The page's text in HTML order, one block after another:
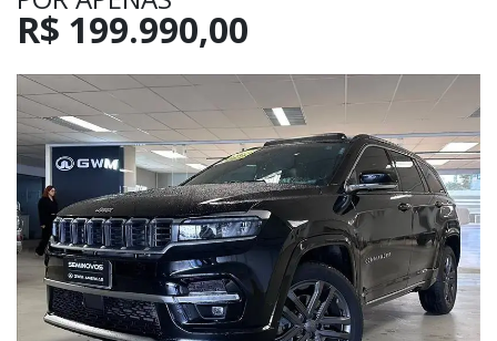
R$ 199.990,00